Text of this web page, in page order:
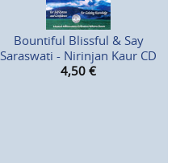
Bountiful Blissful & Say
Saraswati - Nirinjan Kaur CD
4,50 €